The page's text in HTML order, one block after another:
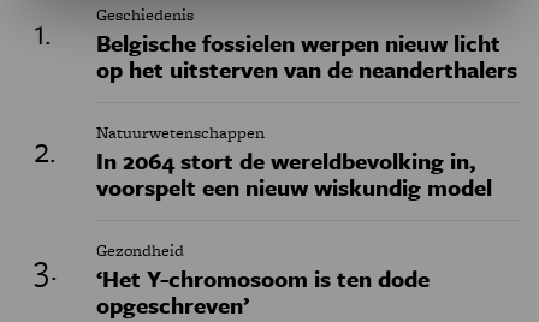
Geschiedenis
Belgische fossielen werpen nieuw licht
op het uitsterven van de neanderthalers
Natuurwetenschappen
In 2064 stort de wereldbevolking in,
voorspelt een nieuw wiskundig model
Gezondheid
‘Het Y-chromosoom is ten dode
opgeschreven’